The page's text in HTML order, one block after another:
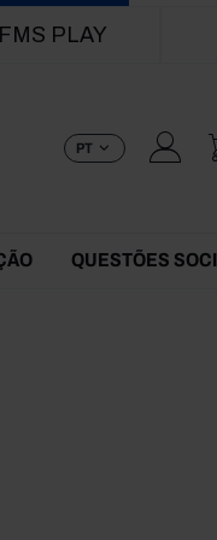
PLAY
PT
QUESTÕES